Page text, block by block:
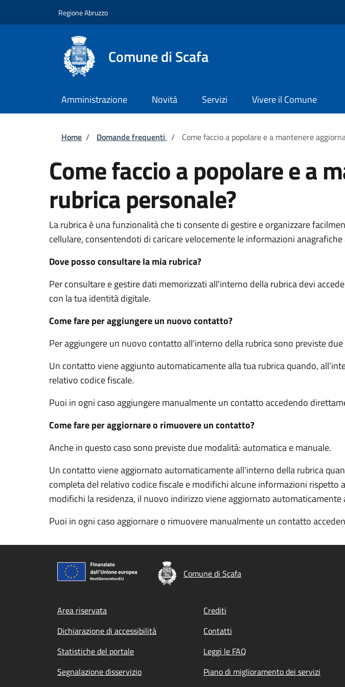
Regione Abruzzo
Comune di Scafa
Amministrazione Novità Servizi Vivere il Comune
Briciole di pane
Home / Domande frequenti / Come faccio a popolare e a mantenere
Come faccio a popolare e a
rubrica personale?
La rubrica è una funzionalità che ti consente di gestire e organizzare
cellulare, consentendoti di caricare velocemente le informazioni
Dove posso consultare la mia rubrica?
Per consultare e gestire dati memorizzati all'interno della rubrica devi
con la tua identità digitale.
Come fare per aggiungere un nuovo contatto?
Per aggiungere un nuovo contatto all'interno della rubrica sono previste
Un contatto viene aggiunto automaticamente alla tua rubrica quando,
relativo codice fiscale.
Puoi in ogni caso aggiungere manualmente un contatto accedendo
Come fare per aggiornare o rimuovere un contatto?
Anche in questo caso sono previste due modalità: automatica e manuale.
Un contatto viene aggiornato automaticamente all'interno della rubrica
completa del relativo codice fiscale e modifichi alcune informazioni
modifichi la residenza, il nuovo indirizzo viene aggiornato
Puoi in ogni caso aggiornare o rimuovere manualmente un contatto
Comune di Scafa
Footer menu
Area riservata Crediti
Dichiarazione di accessibilità
Contatti
Statistiche del portale
Leggi le FAQ
Segnalazione disservizio
Piano di miglioramento dei servizi